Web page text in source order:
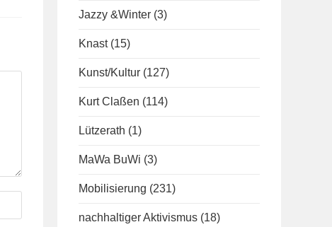
Jazzy &Winter (3)
Knast (15)
Kunst/Kultur (127)
Kurt Claßen (114)
Lützerath (1)
MaWa BuWi (3)
Mobilisierung (231)
nachhaltiger Aktivismus (18)